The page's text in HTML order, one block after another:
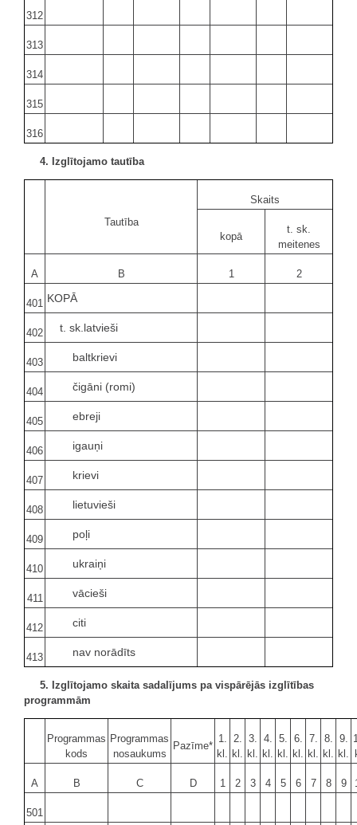
312
313
314
315
316
4. Izglītojamo tautība
Tautība
Skaits
kopā
t. sk.
meitenes
A B 1 2
401 KOPĀ
402 t. sk.latvieši
403 baltkrievi
404 čigāni (romi)
405 ebreji
406 igauņi
407 krievi
408 lietuvieši
409 poļi
410 ukraiņi
411 vācieši
412 citi
413 nav norādīts
5. Izglītojamo skaita sadalījums pa vispārējās izglītības
programmām
Programmas
kods
Programmas
nosaukums
Pazīme*
1.
kl.
2.
kl.
3.
kl.
4.
kl.
5.
kl.
6.
kl.
7.
kl.
8.
kl.
9.
kl.
A B C D 1 2 3 4 5 6 7 8 9
501